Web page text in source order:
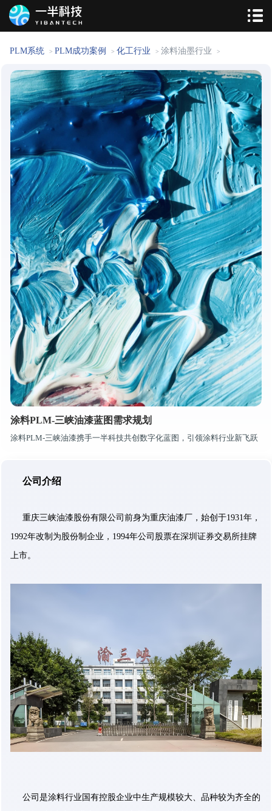
PLM系统 > PLM成功案例 > 化工行业 > 涂料油墨行业 >
涂料PLM-三峡油漆蓝图需求规划
涂料PLM-三峡油漆携手一半科技共创数字化蓝图，引领涂料行业新飞跃
公司介绍
重庆三峡油漆股份有限公司前身为重庆油漆厂，始创于1931年，
1992年改制为股份制企业，1994年公司股票在深圳证券交易所挂牌
上市。
公司是涂料行业国有控股企业中生产规模较大、品种较为齐全的